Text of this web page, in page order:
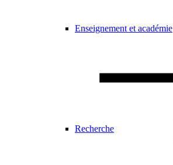
Enseignement et académie
Recherche